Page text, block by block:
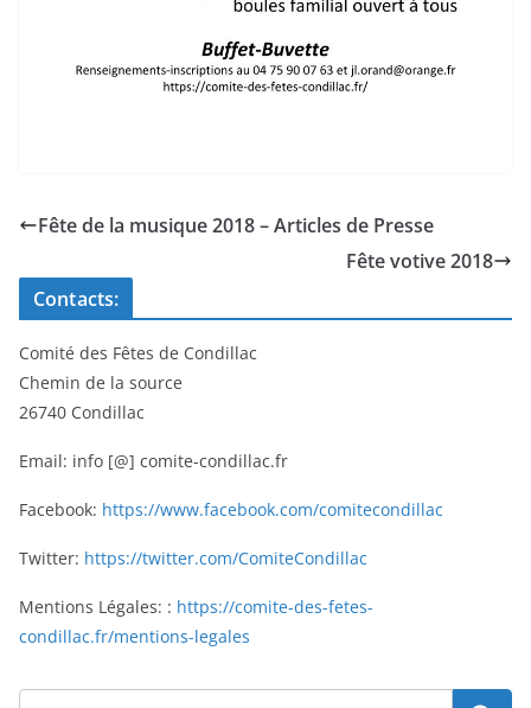
Fête de la musique 2018 – Articles de Presse
Fête votive 2018
Contacts:
Comité des Fêtes de Condillac
Chemin de la source
26740 Condillac
Email: info [@] comite-condillac.fr
Facebook: https://www.facebook.com/comitecondillac
Twitter: https://twitter.com/ComiteCondillac
Mentions Légales: : https://comite-des-fetes-
condillac.fr/mentions-legales